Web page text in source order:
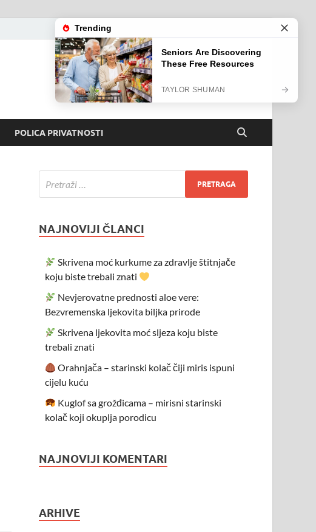
POLICA PRIVATNOSTI
NAJNOVIJI ČLANCI
Skrivena moć kurkume za zdravlje štitnjače
koju biste trebali znati
Nevjerovatne prednosti aloe vere:
Bezvremenska ljekovita biljka prirode
Skrivena ljekovita moć sljeza koju biste
trebali znati
Orahnjača – starinski kolač čiji miris ispuni
cijelu kuću
Kuglof sa grožđicama – mirisni starinski
kolač koji okuplja porodicu
NAJNOVIJI KOMENTARI
ARHIVE